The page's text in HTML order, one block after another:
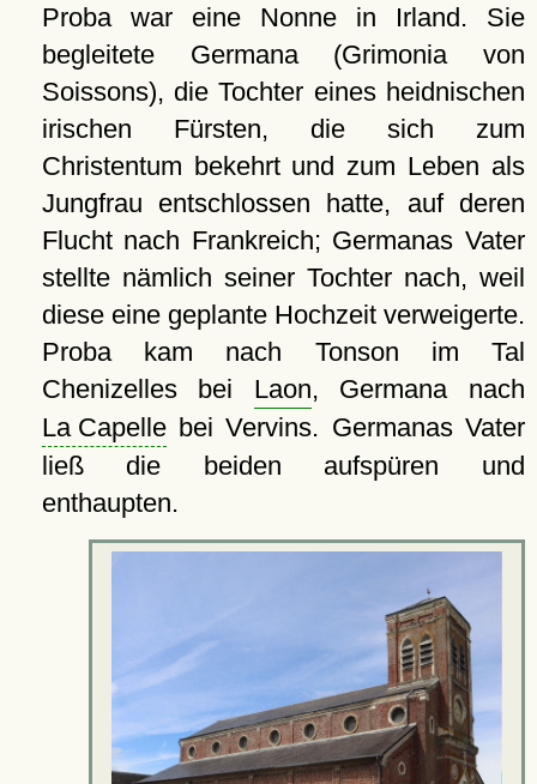
Proba war eine Nonne in Irland. Sie
begleitete Germana (Grimonia von
Soissons), die Tochter eines heidnischen
irischen Fürsten, die sich zum
Christentum bekehrt und zum Leben als
Jungfrau entschlossen hatte, auf deren
Flucht nach Frankreich; Germanas Vater
stellte nämlich seiner Tochter nach, weil
diese eine geplante Hochzeit verweigerte.
Proba kam nach Tonson im Tal
Chenizelles bei Laon, Germana nach
La Capellebei Vervins. Germanas Vater
ließ die beiden aufspüren und
enthaupten.